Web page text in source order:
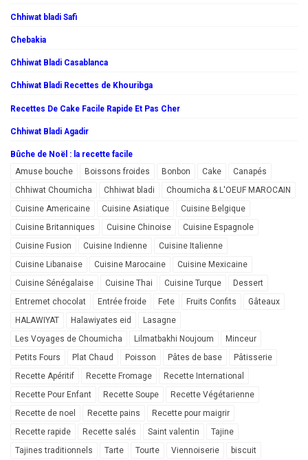
Chhiwat bladi Safi
Chebakia
Chhiwat Bladi Casablanca
Chhiwat Bladi Recettes de Khouribga
Recettes De Cake Facile Rapide Et Pas Cher
Chhiwat Bladi Agadir
Bûche de Noël : la recette facile
Amuse bouche
Boissons froides Bonbon Cake
Canapés
Chhiwat Choumicha
Chhiwat bladi
Choumicha & L'OEUF MAROCAIN
Cuisine Americaine
Cuisine Asiatique
Cuisine Belgique
Cuisine Britanniques
Cuisine Chinoise
Cuisine Espagnole
Cuisine Fusion
Cuisine Indienne
Cuisine Italienne
Cuisine Libanaise
Cuisine Marocaine
Cuisine Mexicaine
Cuisine Sénégalaise
Cuisine Thai Cuisine Turque
Dessert
Entremet chocolat
Entrée froide Fete Fruits Confits
Gâteaux
HALAWIYAT
Halawiyates eid
Lasagne
Les Voyages de Choumicha
Lilmatbakhi Noujoum
Minceur
Petits Fours
Plat Chaud Poisson Pâtes de base
Pâtisserie
Recette Apéritif
Recette Fromage
Recette International
Recette Pour Enfant
Recette Soupe
Recette Végétarienne
Recette de noel
Recette pains
Recette pour maigrir
Recette rapide
Recette salés Saint valentin
Tajine
Tajines traditionnels
Tarte Tourte Viennoiserie biscuit